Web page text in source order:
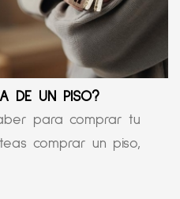
DE UN PISO?
para comprar tu
comprar un piso,